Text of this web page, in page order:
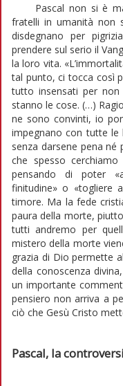
Pascal non si è
fratelli in umanità non
disdegnano per
prendere sul serio il
la loro vita.
tal punto, ci tocca così
tutto insensati per non
stanno le cose. (…)
ne sono convinti, io
impegnano con tutte
senza darsene pena né
che spesso
pensando di poter
finitudine» o «togliere
timore. Ma la fede
paura della morte,
tutti andremo per
mistero della morte
grazia di Dio permette
della conoscenza
un importante
pensiero non arriva a
ciò che Gesù Cristo
Pascal, la